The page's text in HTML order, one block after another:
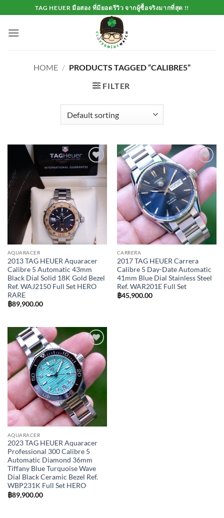
to
content
TAG HEUER มือสอง ที่มียอดรีวิว จากผู้ซื้อจริงมากที่สุด !!
HOME / PRODUCTS TAGGED “CALIBRE5”
FILTER
Add to
Wishlist
AQUARACER
2013 TAG HEUER Aquaracer
Calibre 5 Automatic 43mm
Black Dial Solid 18K Gold Bezel
Ref. WAJ2150 Full Set HERO
RARE
฿89,900.00
Add to
Wishlist
CARRERA
2017 TAG HEUER Carrera
Calibre 5 Day-Date Automatic
41mm Blue Dial Stainless Steel
Ref. WAR201E Full Set
฿45,900.00
Add to
Wishlist
AQUARACER
2023 TAG HEUER Aquaracer
Professional 300 Calibre 5
Automatic Diamond 36mm
Tiffany Blue Turquoise Wave
Dial Black Ceramic Bezel Ref.
WBP231K Full Set HERO
฿89,900.00